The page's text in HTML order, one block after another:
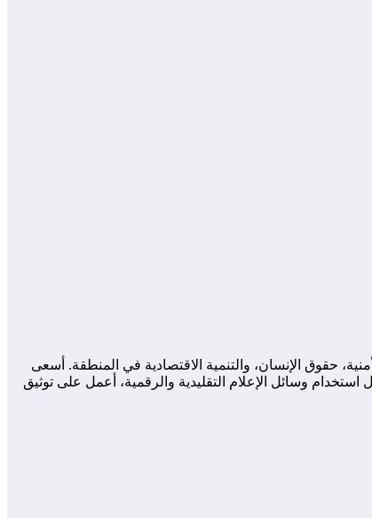
حقوق الإنسان، والتنمية الاقتصادية في المنطقة. أسعى
وسائل الإعلام التقليدية والرقمية، أعمل على توثيق